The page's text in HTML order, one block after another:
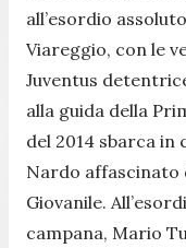
all’esordio
Viareggio, con le
Juventus
alla guida della
del 2014 sbarca
Nardo affascinato
Giovanile.
campana, Mario